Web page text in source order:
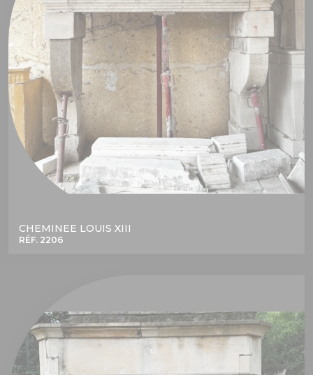
CHEMINEE LOUIS XIII
RÉF. 2206